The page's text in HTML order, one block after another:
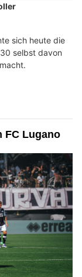
sich heute die
selbst davon
FC Lugano